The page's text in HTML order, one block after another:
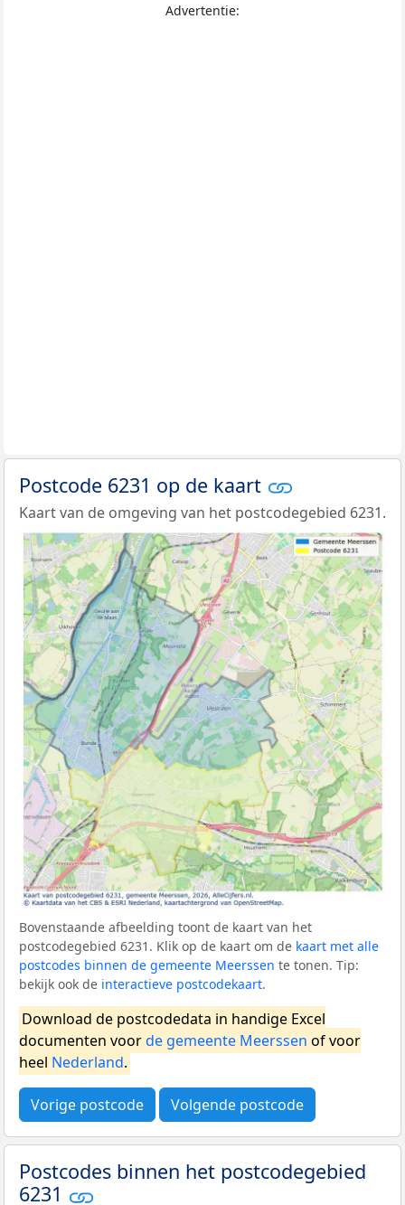
Advertentie:
Postcode 6231 op de kaart
Kaart van de omgeving van het postcodegebied 6231.
Bovenstaande afbeelding toont de kaart van het
postcodegebied 6231. Klik op de kaart om de kaart met alle
postcodes binnen de gemeente Meerssen te tonen. Tip:
bekijk ook de interactieve postcodekaart.
Download de postcodedata in handige Excel
documenten voorde gemeente Meerssen of voor
heel Nederland.
Vorige postcode Volgende postcode
Postcodes binnen het postcodegebied
6231